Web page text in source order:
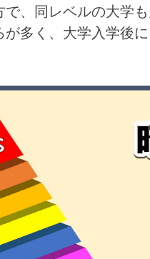
で、同レベルの大学
多く、大学入学後